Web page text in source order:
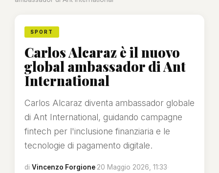
SPORT
Carlos Alcaraz è il nuovo
global ambassador di Ant
International
Carlos Alcaraz diventa ambassador globale
di Ant International, guidando campagne
fintech per l'inclusione finanziaria e le
tecnologie di pagamento digitale.
di Vincenzo Forgione·20 Maggio 2026, 11:33·